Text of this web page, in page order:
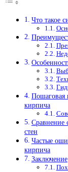
Что такое
Пошаговая
кирпича
Сравнение
стен
Частые
кирпича
Заключение